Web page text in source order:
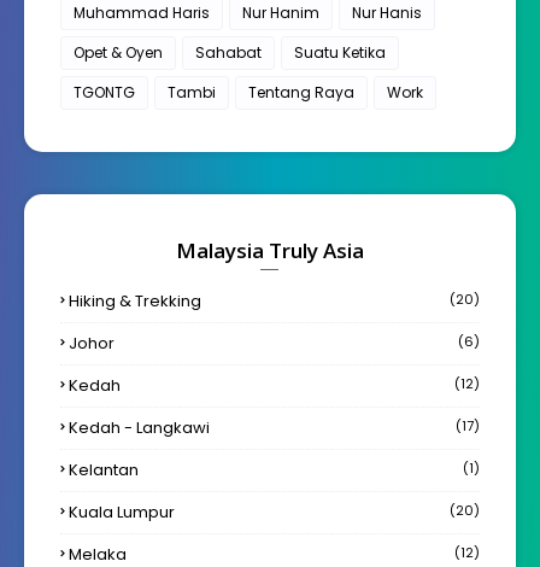
Muhammad Haris
Nur Hanim
Nur Hanis
Opet & Oyen
Sahabat
Suatu Ketika
TGONTG
Tambi Tentang Raya Work
Malaysia Truly Asia
Hiking & Trekking (20)
Johor (6)
Kedah (12)
Kedah - Langkawi (17)
Kelantan (1)
Kuala Lumpur (20)
Melaka (12)